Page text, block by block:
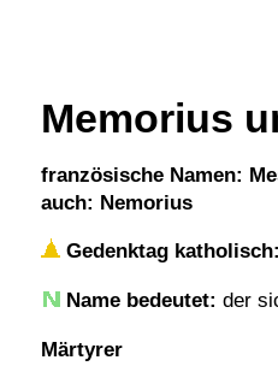
Memorius
französische Namen:
auch: Nemorius
Gedenktag
Name bedeutet: der
Märtyrer